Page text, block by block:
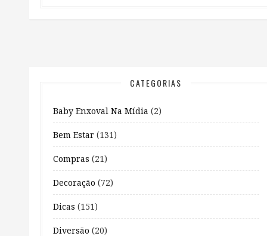
CATEGORIAS
Baby Enxoval Na Mídia (2)
Bem Estar (131)
Compras (21)
Decoração (72)
Dicas (151)
Diversão (20)